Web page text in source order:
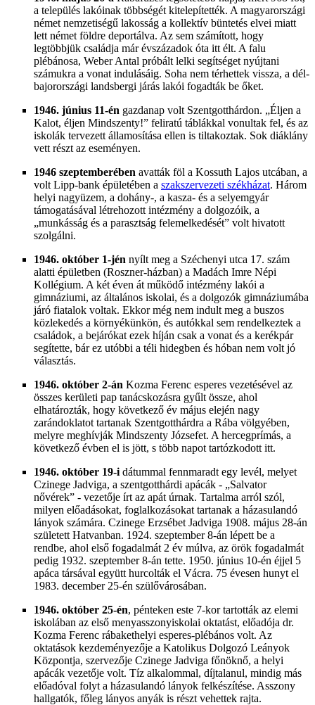
a település lakóinak többségét kitelepítették. A magyarországi
német nemzetiségű lakosság a kollektív büntetés elvei miatt
lett német földre deportálva. Az sem számított, hogy
legtöbbjük családja már évszázadok óta itt élt. A falu
plébánosa, Weber Antal próbált lelki segítséget nyújtani
számukra a vonat indulásáig. Soha nem térhettek vissza, a dél-
bajorországi landsbergi járás lakói fogadták be őket.
1946. június 11-én gazdanap volt Szentgotthárdon. „Éljen a
Kalot, éljen Mindszenty!” feliratú táblákkal vonultak fel, és az
iskolák tervezett államosítása ellen is tiltakoztak. Sok diáklány
vett részt az eseményen.
1946 szeptemberében avatták föl a Kossuth Lajos utcában, a
volt Lipp-bank épületében a szakszervezeti székházat. Három
helyi nagyüzem, a dohány-, a kasza- és a selyemgyár
támogatásával létrehozott intézmény a dolgozóik, a
„munkásság és a parasztság felemelkedését” volt hivatott
szolgálni.
1946. október 1-jén nyílt meg a Széchenyi utca 17. szám
alatti épületben (Roszner-házban) a Madách Imre Népi
Kollégium. A két éven át működő intézmény lakói a
gimnáziumi, az általános iskolai, és a dolgozók gimnáziumába
járó fiatalok voltak. Ekkor még nem indult meg a buszos
közlekedés a környékünkön, és autókkal sem rendelkeztek a
családok, a bejárókat ezek híján csak a vonat és a kerékpár
segítette, bár ez utóbbi a téli hidegben és hóban nem volt jó
választás.
1946. október 2-án Kozma Ferenc esperes vezetésével az
összes kerületi pap tanácskozásra gyűlt össze, ahol
elhatározták, hogy következő év május elején nagy
zarándoklatot tartanak Szentgotthárdra a Rába völgyében,
melyre meghívják Mindszenty Józsefet. A hercegprímás, a
következő évben el is jött, s több napot tartózkodott itt.
1946. október 19-i dátummal fennmaradt egy levél, melyet
Czinege Jadviga, a szentgotthárdi apácák - „Salvator
nővérek” - vezetője írt az apát úrnak. Tartalma arról szól,
milyen előadásokat, foglalkozásokat tartanak a házasulandó
lányok számára. Czinege Erzsébet Jadviga 1908. május 28-án
született Hatvanban. 1924. szeptember 8-án lépett be a
rendbe, ahol első fogadalmát 2 év múlva, az örök fogadalmát
pedig 1932. szeptember 8-án tette. 1950. június 10-én éjjel 5
apáca társával együtt hurcolták el Vácra. 75 évesen hunyt el
1983. december 25-én szülővárosában.
1946. október 25-én, pénteken este 7-kor tartották az elemi
iskolában az első menyasszonyiskolai oktatást, előadója dr.
Kozma Ferenc rábakethelyi esperes-plébános volt. Az
oktatások kezdeményezője a Katolikus Dolgozó Leányok
Központja, szervezője Czinege Jadviga főnöknő, a helyi
apácák vezetője volt. Tíz alkalommal, díjtalanul, mindig más
előadóval folyt a házasulandó lányok felkészítése. Asszony
hallgatók, főleg lányos anyák is részt vehettek rajta.